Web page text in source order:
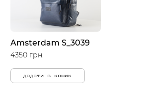
Amsterdam S_3039
4350 грн.
додати в кошик